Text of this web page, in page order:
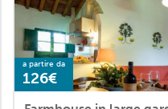
a partire da
126€